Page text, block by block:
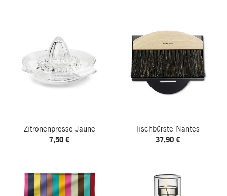
Zitronenpresse Jaune
7,50 €
Tischbürste Nantes
37,90 €